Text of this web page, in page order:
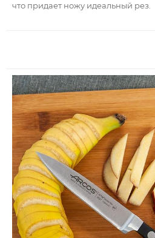
что придает ножу идеальный рез.